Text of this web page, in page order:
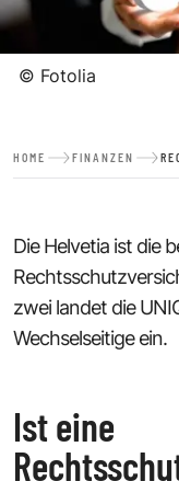
© Fotolia
HOME FINANZEN
Die Helvetia ist die
zwei landet die
Wechselseitige ein.
Ist eine